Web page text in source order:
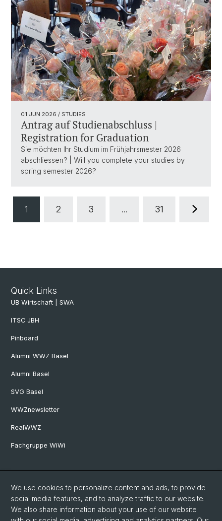
01 JUN 2026 / STUDIES
Antrag auf Studienabschluss |
Registration for Graduation
Sie möchten Ihr Studium im Frühjahrsmester 2026
abschliessen? | Will you complete your studies by
spring semester 2026?
1 2 3 ... 31
Quick Links
UB Wirtschaft | SWA
ITSC JBH
Pinboard
Alumni WWZ Basel
Alumni Basel
SVG Basel
WWZnewsletter
RealWWZ
Fachgruppe WiWi
LinkedIn
We use cookies to personalize content and ads, to provide
social media features, and to analyze traffic to our website.
We also share information about your use of our website